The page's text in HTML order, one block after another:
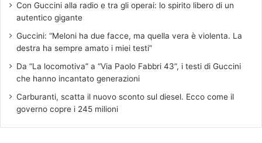
Con Guccini alla radio e tra gli operai: lo spirito libero di un
autentico gigante
Guccini: “Meloni ha due facce, ma quella vera è violenta. La
destra ha sempre amato i miei testi”
Da “La locomotiva” a “Via Paolo Fabbri 43”, i testi di Guccini
che hanno incantato generazioni
Carburanti, scatta il nuovo sconto sul diesel. Ecco come il
governo copre i 245 milioni